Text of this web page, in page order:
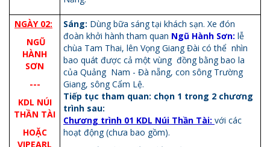
NGÀY 02:
NGŨ
HÀNH
SƠN
---
KDL NÚI
THẦN TÀI
HOẶC
VIPEARL
Sáng: Dùng bữa sáng tại khách sạn. Xe đón
đoàn khởi hành tham quan Ngũ Hành Sơn: lễ
chùa Tam Thai, lên Vọng Giang Đài có thể nhìn
bao quát được cả một vùng đồng bằng bao la
của Quảng Nam - Đà nẵng, con sông Trường
Giang, sông Cẩm Lệ.
Tiếp tục tham quan: chọn 1 trong 2 chương
trình sau:
Chương trình 01 KDL Núi Thần Tài: với các
hoạt động (chưa bao gồm).